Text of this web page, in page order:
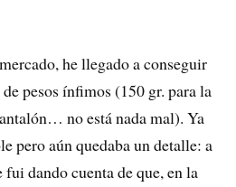
he llegado a conseguir
pesos ínfimos (150 gr. para la
no está nada mal). Ya
pero aún quedaba un detalle: a
dando cuenta de que, en la